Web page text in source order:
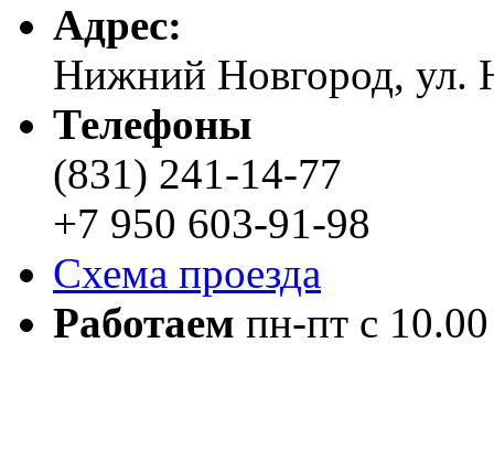
Адреc:
Нижний Новгород, ул.
Телефоны
(831) 241-14-77
+7 950 603-91-98
Схема проезда
Работаем пн-пт с